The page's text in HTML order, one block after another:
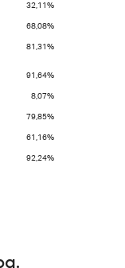
32,11%
68,08%
81,31%
91,64%
8,07%
79,85%
61,16%
92,24%
.